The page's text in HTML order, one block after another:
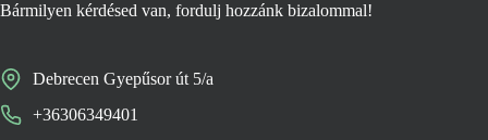
Bármilyen kérdésed van, fordulj hozzánk bizalommal!
Debrecen Gyepűsor út 5/a
+36306349401